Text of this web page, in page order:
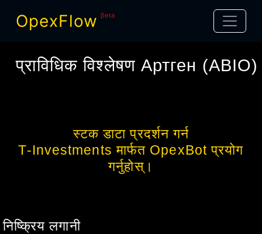
OpexFlow βeta
प्राविधिक विश्लेषण Артген (ABIO)
स्टक डाटा प्रदर्शन गर्न
T-Investments मार्फत OpexBot प्रयोग
गर्नुहोस्।
निष्क्रिय लगानी